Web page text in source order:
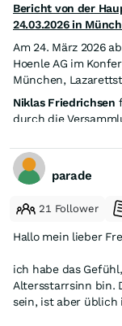
Bericht von der
24.03.2026 in
Am 24. März 2026
Hoenle AG im Konferenzzentrum der Hanns-Seidel-Stiftung,
München,
Niklas Friedrichsen
durch die
Dr. Franz Richter
Robert Starkals
2024/25.
Die Firma,
Hönle AG vor 25
Kurs 8,50 €, rund
Hoenle bietet
an. Ultraviolettlicht (UV) beschleunigt Prozesse, senkt den
Energieverbrauch,
parade
21 Follower
Hallo mein lieber
ich habe das
Altersstarrsinn bin. Die Gesundheit, na ja, das könnte bessser
sein, ist